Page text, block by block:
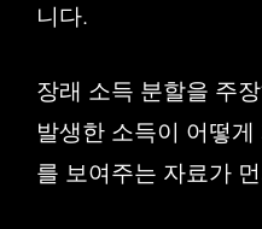
니다.
장래 소득 분할을 주
발생한 소득이 어떻
를 보여주는 자료가